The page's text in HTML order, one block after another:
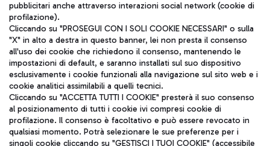
Pizza
Autobus
Scopri le linee di autobus per raggiungere l'aeroporto
Leonardo Da Vinci.
Aeroporti di Roma S.p.A. - Società soggetta a direzione e
coordinamento di Mundys S.p.A.
Codice fiscale e Registro delle Imprese di Roma 13032990155 P.
IVA 06572251004
Capitale sociale 62.224.743,00 int. vers.
pubblicitari anche attraverso interazioni social network (cookie di
profilazione).
Cliccando su "PROSEGUI CON I SOLI COOKIE NECESSARI" o sulla
"X" in alto a destra in questo banner, lei non presta il consenso
all'uso dei cookie che richiedono il consenso, mantenendo le
impostazioni di default, e saranno installati sul suo dispositivo
esclusivamente i cookie funzionali alla navigazione sul sito web e i
cookie analitici assimilabili a quelli tecnici.
Cliccando su "ACCETTA TUTTI I COOKIE" presterà il suo consenso
al posizionamento di tutti i cookie ivi compresi cookie di
profilazione. Il consenso è facoltativo e può essere revocato in
qualsiasi momento. Potrà selezionare le sue preferenze per i
singoli cookie cliccando su "GESTISCI I TUOI COOKIE" (accessibile